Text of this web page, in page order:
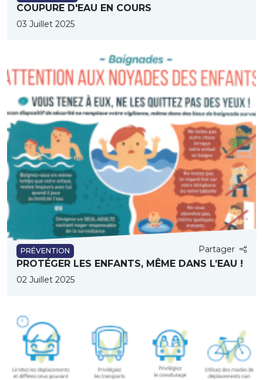
COUPURE D'EAU EN COURS
03 Juillet 2025
PRÉVENTION Partager
PROTÉGER LES ENFANTS, MÊME DANS L’EAU !
02 Juillet 2025